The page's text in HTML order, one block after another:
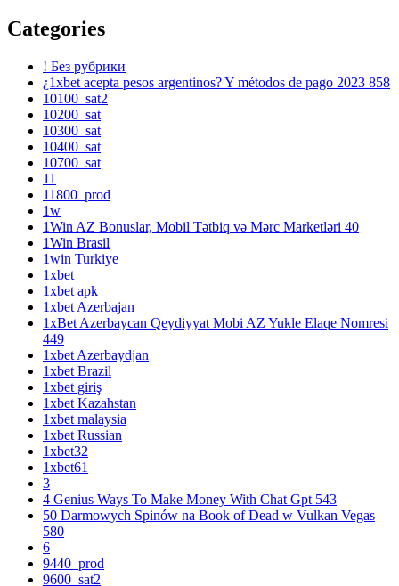
Categories
! Без рубрики
¿1xbet acepta pesos argentinos? Y métodos de pago 2023 858
10100_sat2
10200_sat
10300_sat
10400_sat
10700_sat
11
11800_prod
1w
1Win AZ Bonuslar, Mobil Tətbiq və Mərc Marketləri 40
1Win Brasil
1win Turkiye
1xbet
1xbet apk
1xbet Azerbajan
1xBet Azerbaycan Qeydiyyat Mobi AZ Yukle Elaqe Nomresi
449
1xbet Azerbaydjan
1xbet Brazil
1xbet giriş
1xbet Kazahstan
1xbet malaysia
1xbet Russian
1xbet32
1xbet61
3
4 Genius Ways To Make Money With Chat Gpt 543
50 Darmowych Spinów na Book of Dead w Vulkan Vegas
580
6
9440_prod
9600_sat2